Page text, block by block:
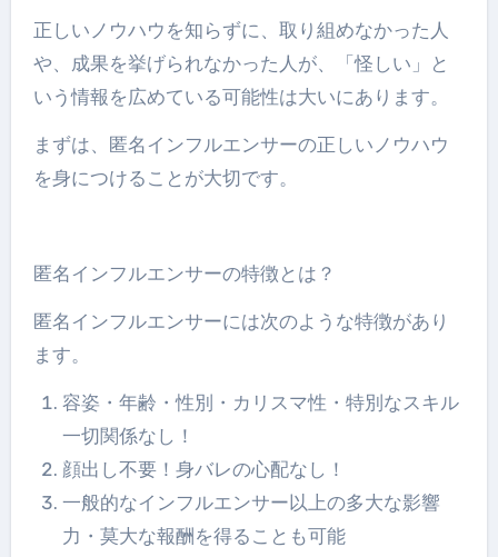
正しいノウハウを知らずに、取り組めなかった人
や、成果を挙げられなかった人が、「怪しい」と
いう情報を広めている可能性は大いにあります。
まずは、匿名インフルエンサーの正しいノウハウ
を身につけることが大切です。
匿名インフルエンサーの特徴とは？
匿名インフルエンサーには次のような特徴があり
ます。
容姿・年齢・性別・カリスマ性・特別なスキル
一切関係なし！
顔出し不要！身バレの心配なし！
一般的なインフルエンサー以上の多大な影響
力・莫大な報酬を得ることも可能